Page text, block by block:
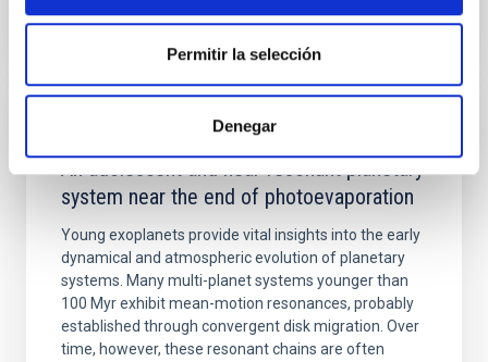
Permitir la selección
Denegar
An adolescent and near-resonant planetary
system near the end of photoevaporation
Young exoplanets provide vital insights into the early
dynamical and atmospheric evolution of planetary
systems. Many multi-planet systems younger than
100 Myr exhibit mean-motion resonances, probably
established through convergent disk migration. Over
time, however, these resonant chains are often